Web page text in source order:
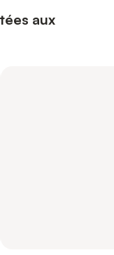
aux